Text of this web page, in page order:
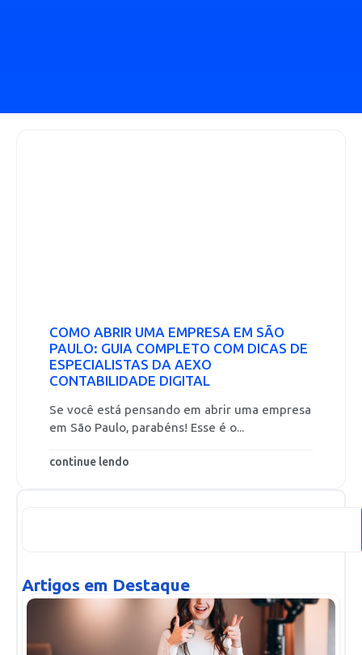
COMO ABRIR UMA EMPRESA EM SÃO
PAULO: GUIA COMPLETO COM DICAS DE
ESPECIALISTAS DA AEXO
CONTABILIDADE DIGITAL
Se você está pensando em abrir uma empresa
em São Paulo, parabéns! Esse é o...
continue lendo
Artigos em Destaque